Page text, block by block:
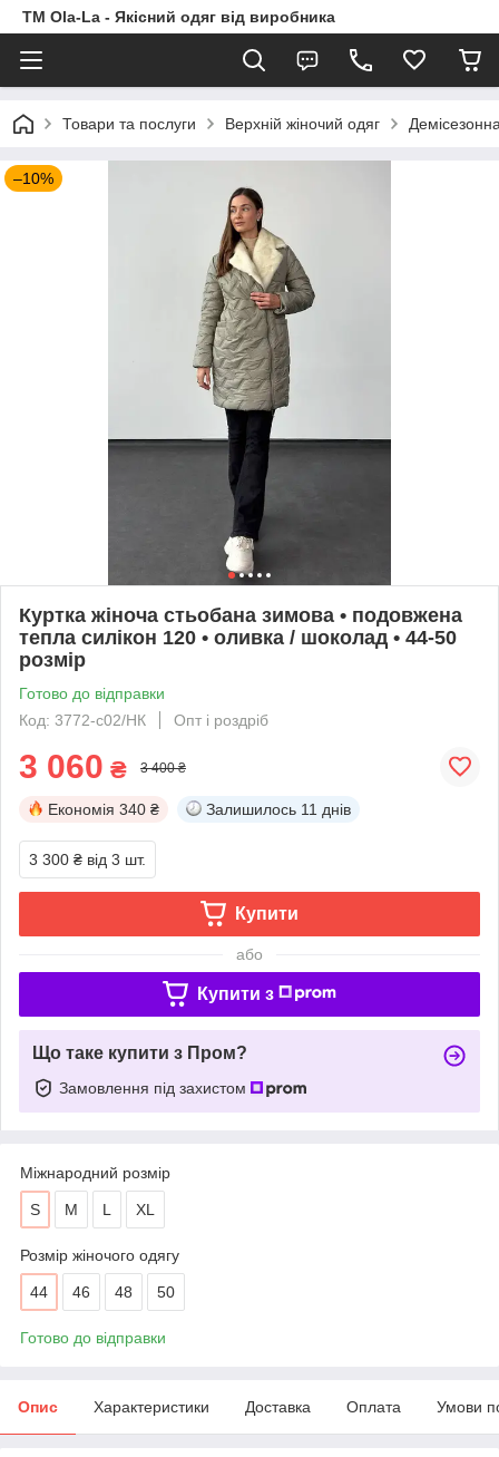
TM Ola-La - Якісний одяг від виробника
Товари та послуги Верхній жіночий одяг
–10%
Куртка жіноча стьобана зимова • подовжена
тепла силікон 120 • оливка / шоколад • 44-50
розмір
Готово до відправки
Код: 3772-c02/НК
Опт і роздріб
3 060 ₴ 3 400 ₴
Економія 340 ₴ Залишилось 11 днів
3 300 ₴ від 3 шт.
Купити
або
Купити з
Що таке купити з Пром?
Замовлення під захистом
Міжнародний розмір
S M L XL
Розмір жіночого одягу
44 46 48 50
Готово до відправки
Опис Характеристики Доставка Оплата Умови